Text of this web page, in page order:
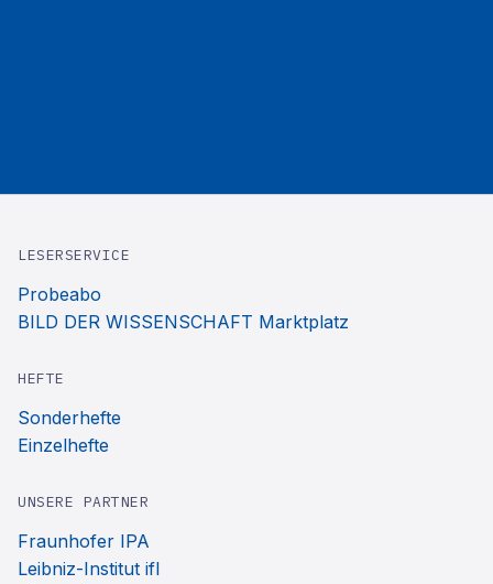
LESERSERVICE
Probeabo
BILD DER WISSENSCHAFT Marktplatz
HEFTE
Sonderhefte
Einzelhefte
UNSERE PARTNER
Fraunhofer IPA
Leibniz-Institut ifl